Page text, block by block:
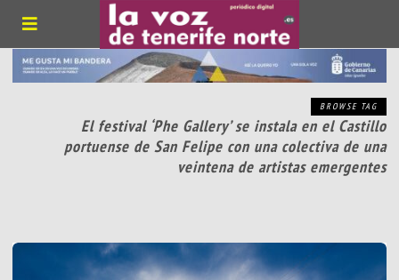
BROWSE TAG
El festival ‘Phe Gallery’ se instala en el Castillo
portuense de San Felipe con una colectiva de una
veintena de artistas emergentes